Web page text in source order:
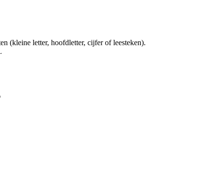
(kleine letter, hoofdletter, cijfer of leesteken).